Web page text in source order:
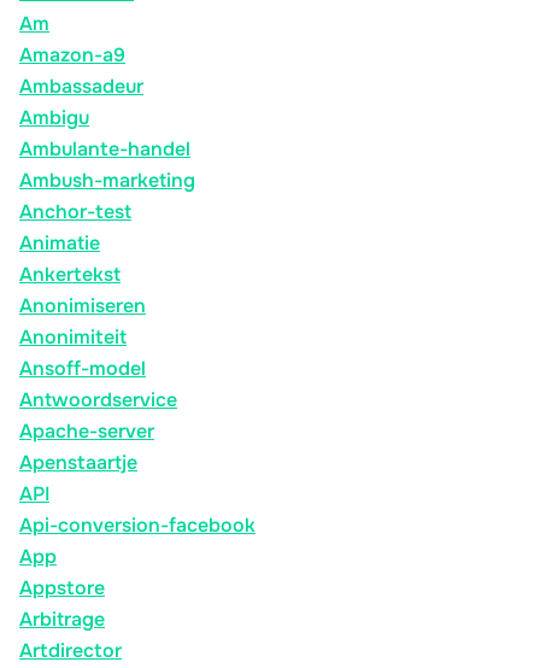
Am
Amazon-a9
Ambassadeur
Ambigu
Ambulante-handel
Ambush-marketing
Anchor-test
Animatie
Ankertekst
Anonimiseren
Anonimiteit
Ansoff-model
Antwoordservice
Apache-server
Apenstaartje
API
Api-conversion-facebook
App
Appstore
Arbitrage
Artdirector